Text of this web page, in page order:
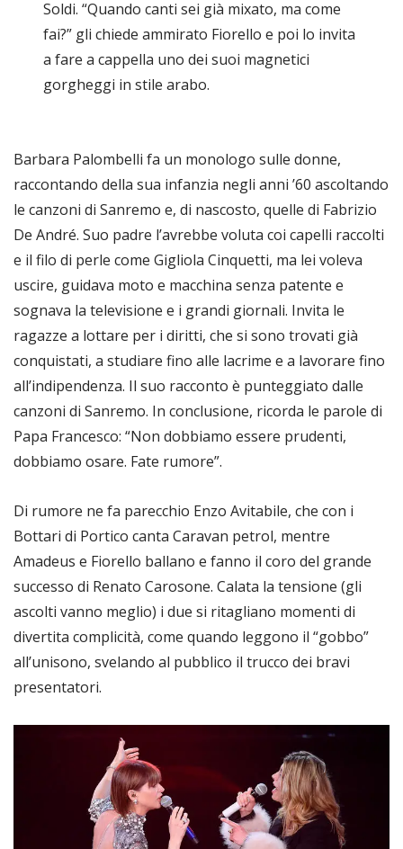
Soldi. “Quando canti sei già mixato, ma come
fai?” gli chiede ammirato Fiorello e poi lo invita
a fare a cappella uno dei suoi magnetici
gorgheggi in stile arabo.
Barbara Palombelli fa un monologo sulle donne,
raccontando della sua infanzia negli anni ’60 ascoltando
le canzoni di Sanremo e, di nascosto, quelle di Fabrizio
De André. Suo padre l’avrebbe voluta coi capelli raccolti
e il filo di perle come Gigliola Cinquetti, ma lei voleva
uscire, guidava moto e macchina senza patente e
sognava la televisione e i grandi giornali. Invita le
ragazze a lottare per i diritti, che si sono trovati già
conquistati, a studiare fino alle lacrime e a lavorare fino
all’indipendenza. Il suo racconto è punteggiato dalle
canzoni di Sanremo. In conclusione, ricorda le parole di
Papa Francesco: “Non dobbiamo essere prudenti,
dobbiamo osare. Fate rumore”.
Di rumore ne fa parecchio Enzo Avitabile, che con i
Bottari di Portico canta Caravan petrol, mentre
Amadeus e Fiorello ballano e fanno il coro del grande
successo di Renato Carosone. Calata la tensione (gli
ascolti vanno meglio) i due si ritagliano momenti di
divertita complicità, come quando leggono il “gobbo”
all’unisono, svelando al pubblico il trucco dei bravi
presentatori.